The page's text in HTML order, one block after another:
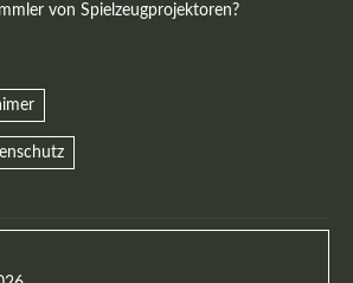
von Spielzeugprojektoren?
toys.com